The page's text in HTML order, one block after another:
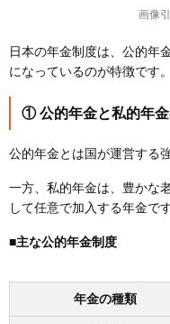
画像
日本の年金制度は、公的年
になっているのが特徴です。
① 公的年金と私的年
公的年金とは国が運営する
一方、私的年金は、豊かな
して任意で加入する年金です
■主な公的年金制度
年金の種類